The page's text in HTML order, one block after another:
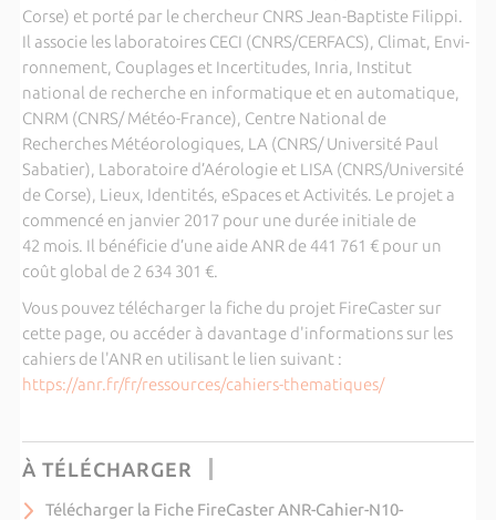
Corse) et porté par le chercheur CNRS Jean-Baptiste Filippi.
Il associe les laboratoires CECI (CNRS/CERFACS), Climat, Envi-
ronnement, Couplages et Incertitudes, Inria, Institut
national de recherche en informatique et en automatique,
CNRM (CNRS/ Météo-France), Centre National de
Recherches Météorologiques, LA (CNRS/ Université Paul
Sabatier), Laboratoire d’Aérologie et LISA (CNRS/Université
de Corse), Lieux, Identités, eSpaces et Activités. Le projet a
commencé en janvier 2017 pour une durée initiale de
42 mois. Il bénéficie d’une aide ANR de 441 761 € pour un
coût global de 2 634 301 €.
Vous pouvez télécharger la fiche du projet FireCaster sur
cette page, ou accéder à davantage d'informations sur les
cahiers de l'ANR en utilisant le lien suivant :
https://anr.fr/fr/ressources/cahiers-thematiques/
À TÉLÉCHARGER
Télécharger la Fiche FireCaster ANR-Cahier-N10-